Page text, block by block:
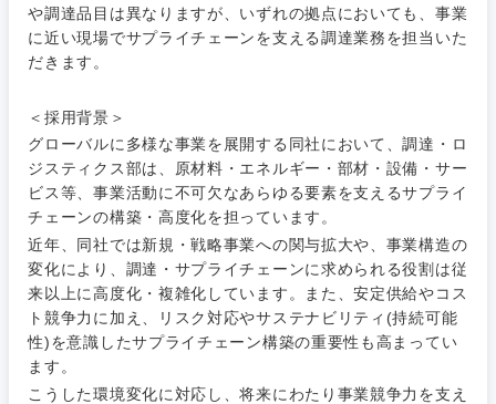
や調達品目は異なりますが、いずれの拠点においても、事業
に近い現場でサプライチェーンを支える調達業務を担当いた
だきます。
＜採用背景＞
グローバルに多様な事業を展開する同社において、調達・ロ
ジスティクス部は、原材料・エネルギー・部材・設備・サー
ビス等、事業活動に不可欠なあらゆる要素を支えるサプライ
チェーンの構築・高度化を担っています。
近年、同社では新規・戦略事業への関与拡大や、事業構造の
変化により、調達・サプライチェーンに求められる役割は従
来以上に高度化・複雑化しています。また、安定供給やコス
ト競争力に加え、リスク対応やサステナビリティ(持続可能
性)を意識したサプライチェーン構築の重要性も高まってい
ます。
こうした環境変化に対応し、将来にわたり事業競争力を支え
専門職
（IT）、
Webサー
ビス・制
作、ゲー
ム
技術職
（モノづ
くり）
金融専門
技術職（モノづくり）
メディカル
不動産専門職
建設・施工管理
事務職
その他
小売・通販・外食
WEBサービス
コンサル・シンクタンク
広告・宣伝・印刷
フルリモート
年間休日120日以
完全週休2日制